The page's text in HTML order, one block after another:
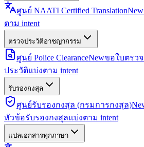
ศูนย์ NAATI Certified TranslationNew
ตาม intent
ตรวจประวัติอาชญากรรม
ศูนย์ Police ClearanceNewขอใบตรว
ประวัติแบ่งตาม intent
รับรองกงสุล
ศูนย์รับรองกงสุล (กรมการกงสุล)
หัวข้อรับรองกงสุลแบ่งตาม intent
แปลเอกสารทุกภาษา